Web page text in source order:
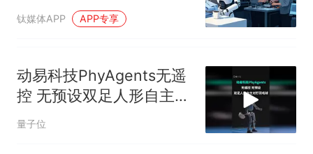
钛媒体APP APP专享
动易科技PhyAgents无遥
控 无预设双足人形自主对
打羽毛球
量子位